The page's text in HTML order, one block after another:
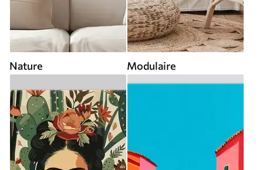
Nature Modulaire